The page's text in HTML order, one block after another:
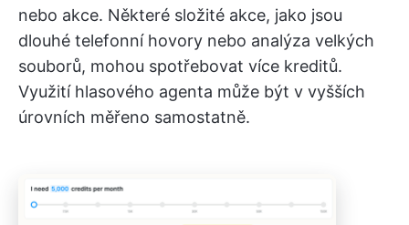
nebo akce. Některé složité akce, jako jsou
dlouhé telefonní hovory nebo analýza velkých
souborů, mohou spotřebovat více kreditů.
Využití hlasového agenta může být v vyšších
úrovních měřeno samostatně.